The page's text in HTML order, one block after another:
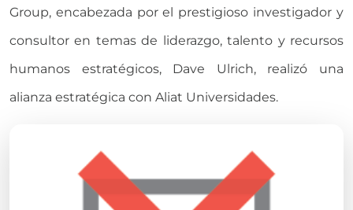
Group, encabezada por el prestigioso investigador y
consultor en temas de liderazgo, talento y recursos
humanos estratégicos, Dave Ulrich, realizó una
alianza estratégica con Aliat Universidades.